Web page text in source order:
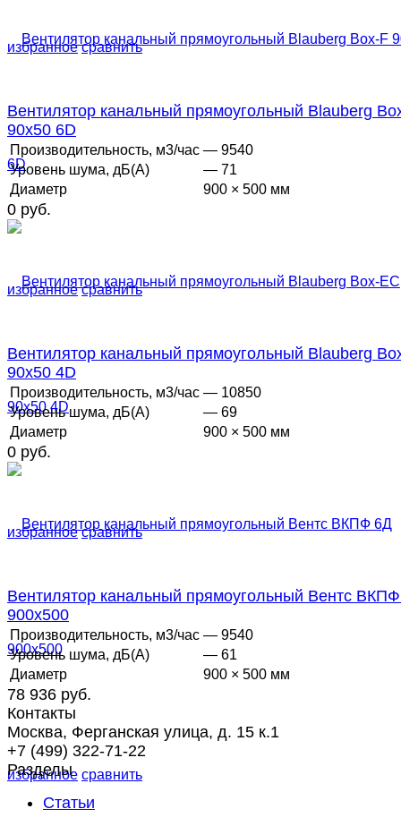
избранное сравнить
избранное сравнить
Вентилятор канальный прямоугольный Blauberg
90х50 6D
Производительность, м3/час — 9540
Уровень шума, дБ(А)
— 71
Диаметр
900 × 500 мм
0 руб.
избранное сравнить
Вентилятор канальный прямоугольный Blauberg
90х50 4D
Производительность, м3/час — 10850
Уровень шума, дБ(А)
— 69
Диаметр
900 × 500 мм
0 руб.
избранное сравнить
Вентилятор канальный прямоугольный Вентс
900х500
Производительность, м3/час — 9540
Уровень шума, дБ(А)
— 61
Диаметр
900 × 500 мм
78 936 руб.
Контакты
Москва, Ферганская улица, д. 15 к.1
+7 (499) 322-71-22
Разделы
Статьи